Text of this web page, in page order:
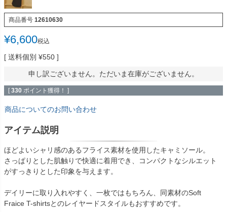
商品番号 12610630
¥6,600税込
送料個別 ¥550
申し訳ございません。ただいま在庫がございません。
[ 330 ポイント獲得！ ]
商品についてのお問い合わせ
アイテム説明
ほどよいシャリ感のあるフライス素材を使用したキャミソール。
さっぱりとした肌触りで快適に着用でき、コンパクトなシルエット
がすっきりとした印象を与えます。
デイリーに取り入れやすく、一枚ではもちろん、同素材のSoft
Fraice T-shirtsとのレイヤードスタイルもおすすめです。